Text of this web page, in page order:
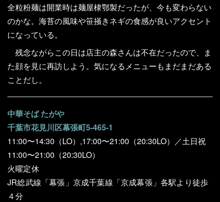
全粒粉麺は開業時は麺屋棣鄂製だったが、今も変わらない
のかな。海苔の風味や笹掻きネギの食感が良いアクセント
になっている。
残念ながらこの日は店主の森さんは不在だったので、ま
た顔を見に再訪しよう。気になるメニューもまだまだある
ことだし。
中華そば たがや
千葉市花見川区幕張町5-465-1
11:00〜14:30（LO）,17:00〜21:00（20:30LO）／土日祝
11:00〜21:00（20:30LO）
火曜定休
JR総武線「幕張」京成千葉線「京成幕張」各駅より徒歩
４分